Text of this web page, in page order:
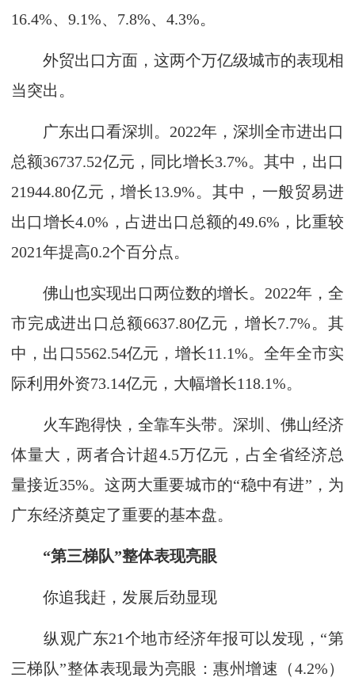
16.4%、9.1%、7.8%、4.3%。
外贸出口方面，这两个万亿级城市的表现相
当突出。
广东出口看深圳。2022年，深圳全市进出口
总额36737.52亿元，同比增长3.7%。其中，出口
21944.80亿元，增长13.9%。其中，一般贸易进
出口增长4.0%，占进出口总额的49.6%，比重较
2021年提高0.2个百分点。
佛山也实现出口两位数的增长。2022年，全
市完成进出口总额6637.80亿元，增长7.7%。其
中，出口5562.54亿元，增长11.1%。全年全市实
际利用外资73.14亿元，大幅增长118.1%。
火车跑得快，全靠车头带。深圳、佛山经济
体量大，两者合计超4.5万亿元，占全省经济总
量接近35%。这两大重要城市的“稳中有进”，为
广东经济奠定了重要的基本盘。
“第三梯队”整体表现亮眼
你追我赶，发展后劲显现
纵观广东21个地市经济年报可以发现，“第
三梯队”整体表现最为亮眼：惠州增速（4.2%）